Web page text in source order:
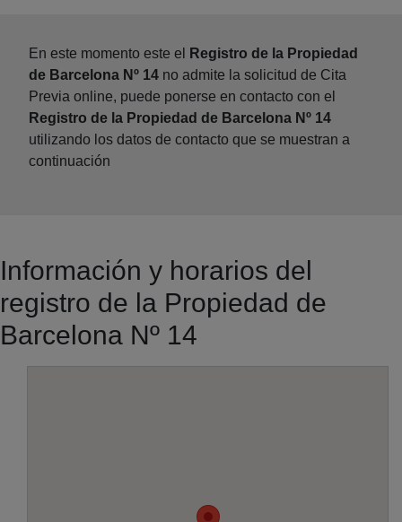
En este momento este el
Registro de la Propiedad
de Barcelona Nº 14 no admite la solicitud de Cita
Previa online, puede ponerse en contacto con el
Registro de la Propiedad de Barcelona Nº 14
utilizando los datos de contacto que se muestran a
continuación
Información y horarios del
registro de la Propiedad de
Barcelona Nº 14